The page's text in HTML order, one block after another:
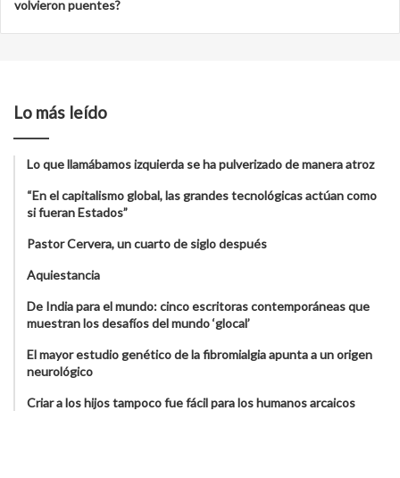
volvieron puentes?
Lo más leído
Lo que llamábamos izquierda se ha pulverizado de manera atroz
“En el capitalismo global, las grandes tecnológicas actúan como
si fueran Estados”
Pastor Cervera, un cuarto de siglo después
Aquiestancia
De India para el mundo: cinco escritoras contemporáneas que
muestran los desafíos del mundo ‘glocal’
El mayor estudio genético de la fibromialgia apunta a un origen
neurológico
Criar a los hijos tampoco fue fácil para los humanos arcaicos